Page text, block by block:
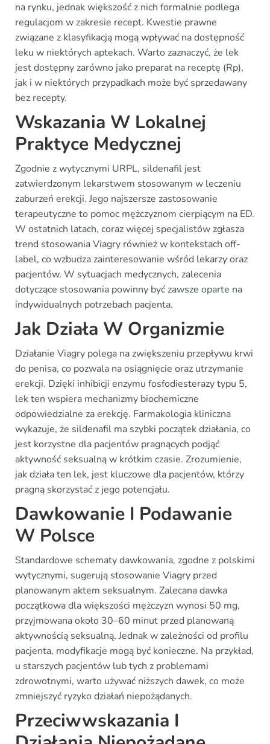
na rynku, jednak większość z nich formalnie podlega
regulacjom w zakresie recept. Kwestie prawne
związane z klasyfikacją mogą wpływać na dostępność
leku w niektórych aptekach. Warto zaznaczyć, że lek
jest dostępny zarówno jako preparat na receptę (Rp),
jak i w niektórych przypadkach może być sprzedawany
bez recepty.
Wskazania W Lokalnej
Praktyce Medycznej
Zgodnie z wytycznymi URPL, sildenafil jest
zatwierdzonym lekarstwem stosowanym w leczeniu
zaburzeń erekcji. Jego najszersze zastosowanie
terapeutyczne to pomoc mężczyznom cierpiącym na ED.
W ostatnich latach, coraz więcej specjalistów zgłasza
trend stosowania Viagry również w kontekstach off-
label, co wzbudza zainteresowanie wśród lekarzy oraz
pacjentów. W sytuacjach medycznych, zalecenia
dotyczące stosowania powinny być zawsze oparte na
indywidualnych potrzebach pacjenta.
Jak Działa W Organizmie
Działanie Viagry polega na zwiększeniu przepływu krwi
do penisa, co pozwala na osiągnięcie oraz utrzymanie
erekcji. Dzięki inhibicji enzymu fosfodiesterazy typu 5,
lek ten wspiera mechanizmy biochemiczne
odpowiedzialne za erekcję. Farmakologia kliniczna
wykazuje, że sildenafil ma szybki początek działania, co
jest korzystne dla pacjentów pragnących podjąć
aktywność seksualną w krótkim czasie. Zrozumienie,
jak działa ten lek, jest kluczowe dla pacjentów, którzy
pragną skorzystać z jego potencjału.
Dawkowanie I Podawanie
W Polsce
Standardowe schematy dawkowania, zgodne z polskimi
wytycznymi, sugerują stosowanie Viagry przed
planowanym aktem seksualnym. Zalecana dawka
początkowa dla większości mężczyzn wynosi 50 mg,
przyjmowana około 30–60 minut przed planowaną
aktywnością seksualną. Jednak w zależności od profilu
pacjenta, modyfikacje mogą być konieczne. Na przykład,
u starszych pacjentów lub tych z problemami
zdrowotnymi, warto używać niższych dawek, co może
zmniejszyć ryzyko działań niepożądanych.
Przeciwwskazania I